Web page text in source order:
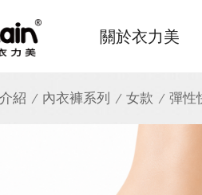
關於衣力美
紹 內衣褲系列 女款 彈性